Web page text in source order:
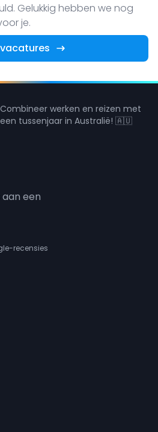
Gelukkig hebben we nog
je.
Combineer werken en reizen met
een tussenjaar in Australië! 🇦🇺
een
recensies